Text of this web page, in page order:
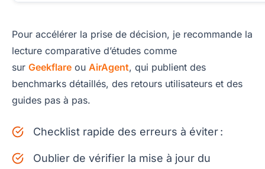
Pour accélérer la prise de décision, je recommande la
lecture comparative d’études comme
sur Geekflare ou AirAgent, qui publient des
benchmarks détaillés, des retours utilisateurs et des
guides pas à pas.
Checklist rapide des erreurs à éviter :
Oublier de vérifier la mise à jour du